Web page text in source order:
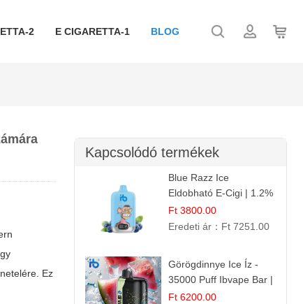
2 E CIGARETTA-1 BLOG
Ez
Kapcsolódó termékek
Blue Razz Ice
Eldobható E-Cigi | 1.2%
Nikotin | Jéghideg
Málna Íz
Ft 3800.00
Eredeti ár： Ft 7251.00
Görögdinnye Ice Íz -
35000 Puff Ibvape Bar |
Frissítő Mentolos
Ft 6200.00